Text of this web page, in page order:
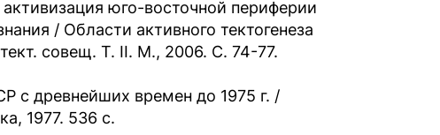
юго-восточной периферии
/ Области активного тектогенеза
совещ. Т. II. М., 2006. С. 74-77.
с древнейших времен до 1975 г. /
1977. 536 с.